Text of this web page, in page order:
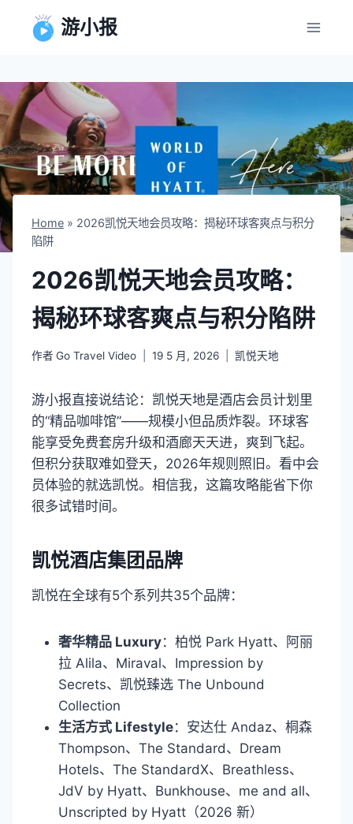
游小报
Home » 2026凯悦天地会员攻略：揭秘环球客爽点与积分
陷阱
2026凯悦天地会员攻略：
揭秘环球客爽点与积分陷阱
作者 Go Travel Video 19 5 月, 2026 凯悦天地
游小报直接说结论：凯悦天地是酒店会员计划里
的“精品咖啡馆”——规模小但品质炸裂。环球客
能享受免费套房升级和酒廊天天进，爽到飞起。
但积分获取难如登天，2026年规则照旧。看中会
员体验的就选凯悦。相信我，这篇攻略能省下你
很多试错时间。
凯悦酒店集团品牌
凯悦在全球有5个系列共35个品牌：
奢华精品 Luxury：柏悦 Park Hyatt、阿丽
拉 Alila、Miraval、Impression by
Secrets、凯悦臻选 The Unbound
Collection
生活方式 Lifestyle：安达仕 Andaz、桐森
Thompson、The Standard、Dream
Hotels、The StandardX、Breathless、
JdV by Hyatt、Bunkhouse、me and all、
Unscripted by Hyatt（2026 新）